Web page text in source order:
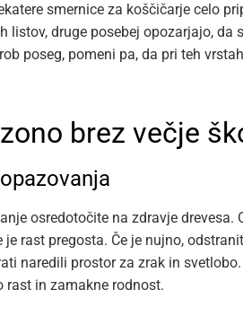
smernice za koščičarje celo
listov, druge posebej opozarjajo, da
poseg, pomeni pa, da pri teh
brez večje
osredotočite na zdravje drevesa.
je rast pregosta. Če je nujno,
naredili prostor za zrak in
in zamakne rodnost.